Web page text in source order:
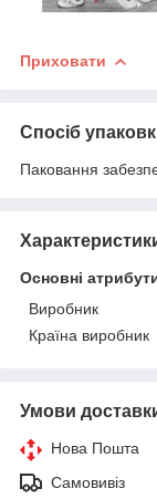
Приховати
Спосіб
Паковання
Основні
Виробник
Країна виробник
Умови
Нова Пошта
Самовивіз